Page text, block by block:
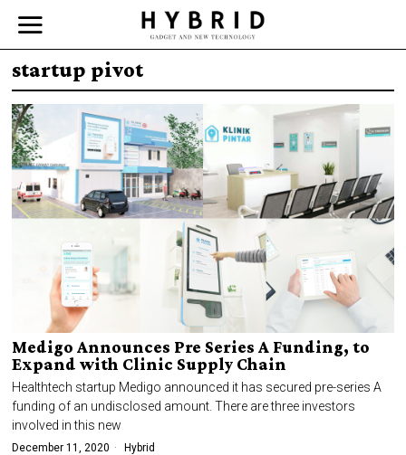
startup pivot
Medigo Announces Pre Series A Funding, to
Expand with Clinic Supply Chain
Healthtech startup Medigo announced it has secured pre-series A
funding of an undisclosed amount. There are three investors
involved in this new
December 11, 2020 Hybrid